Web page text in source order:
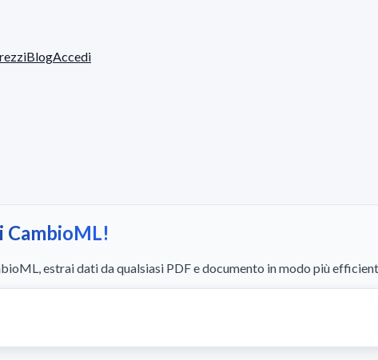
BlogAccedi
CambioML!
estrai dati da qualsiasi PDF e documento in modo più